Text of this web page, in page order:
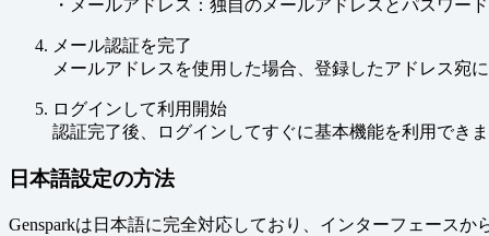
・メールアドレス：独自のメールアドレスとパスワー
メール認証を完了
メールアドレスを使用した場合、登録したアドレス宛
ログインして利用開始
認証完了後、ログインしてすぐに基本機能を利用でき
日本語設定の方法
Gensparkは日本語に完全対応しており、インターフェース